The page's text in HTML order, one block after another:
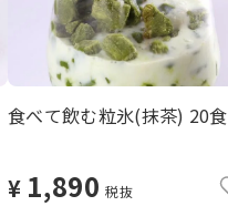
食べて飲む粒氷(抹茶) 20食
¥ 1,890 税抜